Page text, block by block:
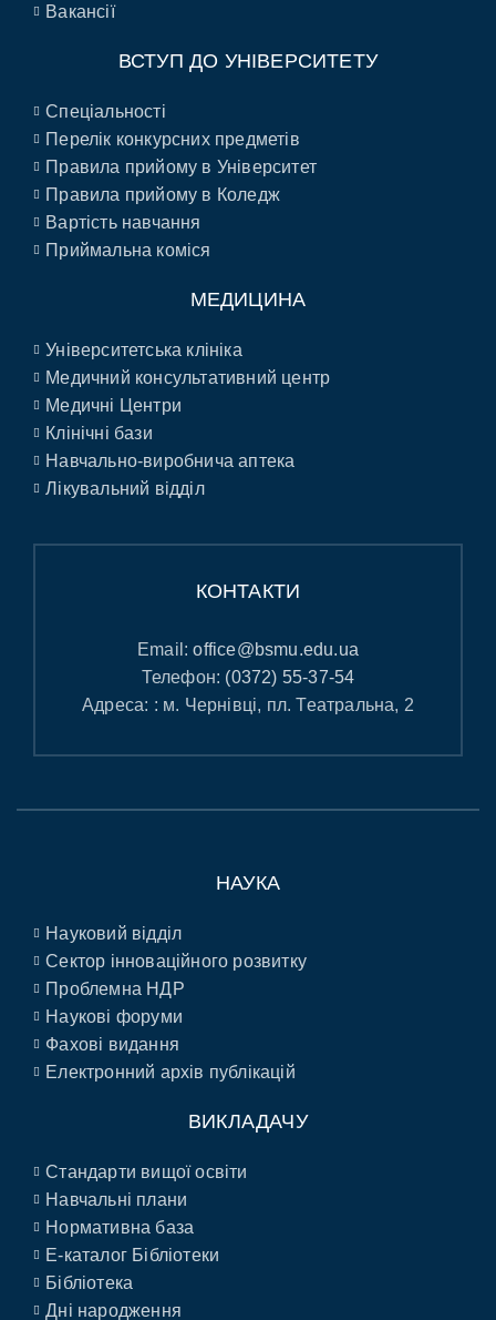
Вакансії
ВСТУП ДО УНІВЕРСИТЕТУ
Спеціальності
Перелік конкурсних предметів
Правила прийому в Університет
Правила прийому в Коледж
Вартість навчання
Приймальна коміся
МЕДИЦИНА
Університетська клініка
Медичний консультативний центр
Медичні Центри
Клінічні бази
Навчально-виробнича аптека
Лікувальний відділ
КОНТАКТИ
Email:office@bsmu.edu.ua
Телефон: (0372) 55-37-54
Адреса: : м. Чернівці, пл. Театральна, 2
НАУКА
Науковий відділ
Сектор інноваційного розвитку
Проблемна НДР
Наукові форуми
Фахові видання
Електронний архів публікацій
ВИКЛАДАЧУ
Стандарти вищої освіти
Навчальні плани
Нормативна база
E-каталог Бібліотеки
Бібліотека
Дні народження